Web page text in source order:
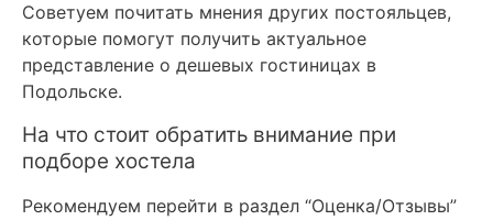
Советуем почитать мнения других постояльцев,
которые помогут получить актуальное
представление о дешевых гостиницах в
Подольске.
На что стоит обратить внимание при
подборе хостела
Рекомендуем перейти в раздел “Оценка/Отзывы”